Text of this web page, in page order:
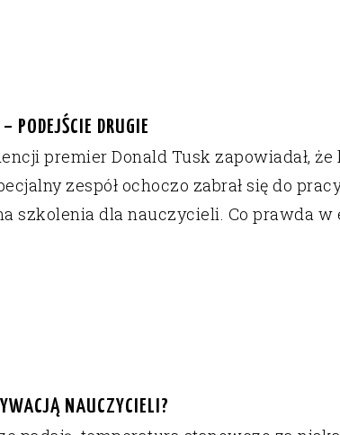
PODEJŚCIE DRUGIE
premier Donald Tusk zapowiadał,
zespół ochoczo zabrał się do
szkolenia dla nauczycieli. Co prawda
NAUCZYCIELI?